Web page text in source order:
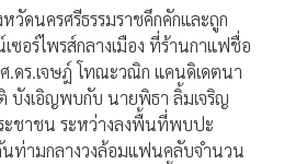
หวัดนครศรีธรรมราชคึกคักและถูก
ซอร์ไพรส์กลางเมือง ที่ร้านกาแฟชื่อ
.ดร.เจษฎ์ โทณะวณิก แคนดิเดตนา
บังเอิญพบกับ นายพิธา ลิ้มเจริญ
ะชาชน ระหว่างลงพื้นที่พบปะ
ท่ามกลางวงล้อมแฟนคลับจำนวน